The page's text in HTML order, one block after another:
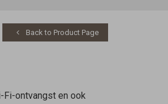
Back to Product Page
Fi-ontvangst en ook